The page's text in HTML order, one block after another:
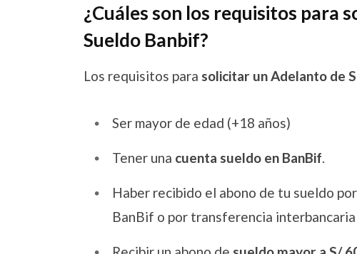
¿Cuáles son los requisitos para
Sueldo Banbif?
Los requisitos para solicitar un Adelanto de
Ser mayor de edad (+18 años)
Tener una cuenta sueldo en BanBif.
Haber recibido el abono de tu sueldo
BanBif o por transferencia interbancaria